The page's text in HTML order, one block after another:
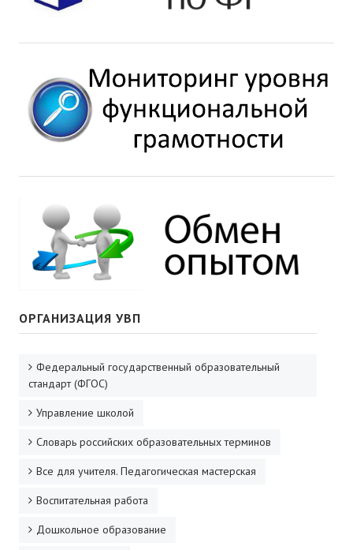
ОРГАНИЗАЦИЯ УВП
Федеральный государственный образовательный
стандарт (ФГОС)
Управление школой
Словарь российских образовательных терминов
Все для учителя. Педагогическая мастерская
Воспитательная работа
Дошкольное образование